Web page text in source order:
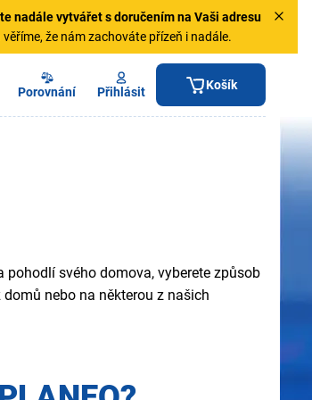
nadále vytvářet s doručením na Vaši adresu
že nám zachováte přízeň i nadále.
Porovnání Přihlásit Košík
svého domova, vyberete způsob
nebo na některou z našich